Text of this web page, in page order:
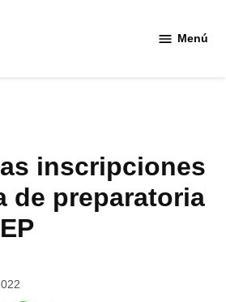
Menú
inscripciones
de preparatoria